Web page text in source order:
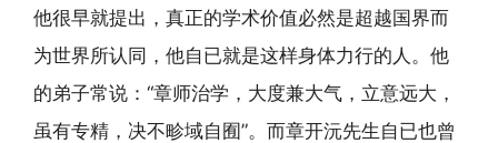
他很早就提出，真正的学术价值必然是超越国界而
为世界所认同，他自已就是这样身体力行的人。他
的弟子常说：“章师治学，大度兼大气，立意远大，
虽有专精，决不畛域自囿”。而章开沅先生自已也曾